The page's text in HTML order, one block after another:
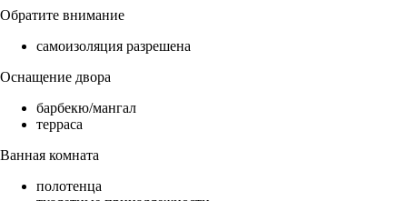
Обратите внимание
самоизоляция разрешена
Оснащение двора
барбекю/мангал
терраса
Ванная комната
полотенца